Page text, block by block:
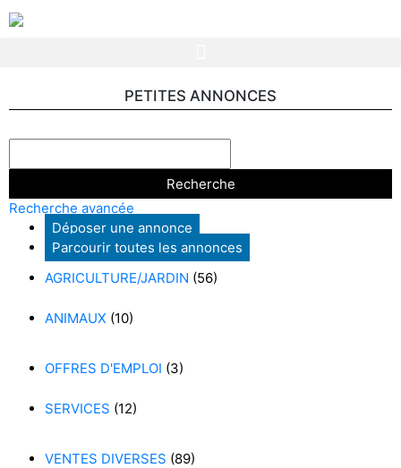
PETITES ANNONCES
Recherche avancée
Déposer une annonce
Parcourir toutes les annonces
AGRICULTURE/JARDIN (56)
ANIMAUX (10)
OFFRES D'EMPLOI (3)
SERVICES (12)
VENTES DIVERSES (89)